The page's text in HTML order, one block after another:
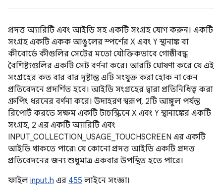
প্রদত্ত অ্যারিটি এবং আইডি সহ একটি সংগ্রহ যোগ করুন। একটি
সংগ্রহ একটি একক আঙুলের স্পর্শের X এবং Y স্থানাঙ্ক বা
কীবোর্ডে কীগুলির সেটের মতো যৌক্তিকভাবে গোষ্ঠীবদ্ধ
বৈশিষ্ট্যগুলির একটি সেট বর্ণনা করে। আরটি ঘোষণা করে যে এই
সংগ্রহের কত বার বার দৃষ্টান্ত এটি সংযুক্ত করা হোক না কেন
প্রতিবেদনে প্রদর্শিত হবে। আইডি সংগ্রহের দ্বারা প্রতিনিধিত্ব করা
গ্রুপিং ধরনের বর্ণনা করে। উদাহরণ স্বরূপ, 2টি আঙ্গুল পর্যন্ত
রিপোর্ট করতে সক্ষম একটি টাচস্ক্রিনে X এবং Y স্থানাঙ্কের একটি
সংগ্রহ, 2 এর একটি অ্যারিটি এবং
INPUT_COLLECTION_USAGE_TOUCHSCREEN এর একটি
আইডি থাকতে পারে৷ যে কোনো প্রদত্ত আইডি একটি প্রদত্ত
প্রতিবেদনের জন্য শুধুমাত্র একবার উপস্থিত হতে পারে।
ফাইল input.h এর 455 লাইনে সংজ্ঞা।